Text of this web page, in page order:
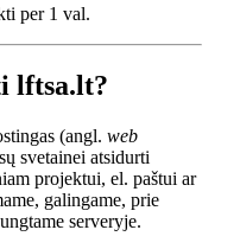
per 1 val.
lftsa.lt?
(angl. web
svetainei atsidurti
projektui, el. paštui ar
galingame, prie
serveryje.